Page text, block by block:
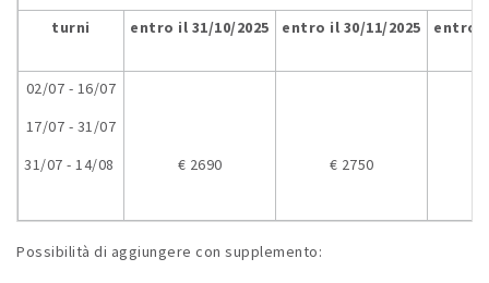
turni entro il 31/10/2025 entro il 30/11/2025 entro il
02/07 - 16/07
17/07 - 31/07
31/07 - 14/08
€ 2690 € 2750
Possibilità di aggiungere con supplemento: